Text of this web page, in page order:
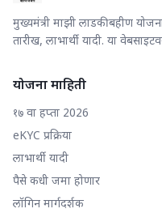
मुख्यमंत्री माझी लाडकी बहीण
तारीख, लाभार्थी यादी. या
योजना माहिती
१७ वा हप्ता 2026
eKYC प्रक्रिया
लाभार्थी यादी
पैसे कधी जमा होणार
लॉगिन मार्गदर्शक